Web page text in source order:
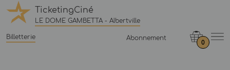
TicketingCiné
LE DOME GAMBETTA - Albertville
Billetterie Abonnement
0